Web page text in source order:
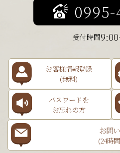
0995-
受付時間
お客様情報登録
(無料)
パスワードを
お忘れの方
お問
(24時